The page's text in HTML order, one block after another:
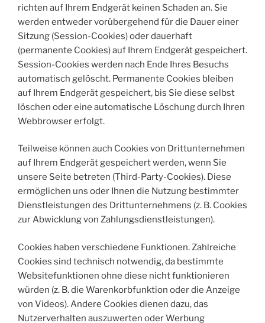
richten auf Ihrem Endgerät keinen Schaden an. Sie
werden entweder vorübergehend für die Dauer einer
Sitzung (Session-Cookies) oder dauerhaft
(permanente Cookies) auf Ihrem Endgerät gespeichert.
Session-Cookies werden nach Ende Ihres Besuchs
automatisch gelöscht. Permanente Cookies bleiben
auf Ihrem Endgerät gespeichert, bis Sie diese selbst
löschen oder eine automatische Löschung durch Ihren
Webbrowser erfolgt.
Teilweise können auch Cookies von Drittunternehmen
auf Ihrem Endgerät gespeichert werden, wenn Sie
unsere Seite betreten (Third-Party-Cookies). Diese
ermöglichen uns oder Ihnen die Nutzung bestimmter
Dienstleistungen des Drittunternehmens (z. B. Cookies
zur Abwicklung von Zahlungsdienstleistungen).
Cookies haben verschiedene Funktionen. Zahlreiche
Cookies sind technisch notwendig, da bestimmte
Websitefunktionen ohne diese nicht funktionieren
würden (z. B. die Warenkorbfunktion oder die Anzeige
von Videos). Andere Cookies dienen dazu, das
Nutzerverhalten auszuwerten oder Werbung